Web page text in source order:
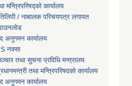
मन्त्रिपरिषद्को कार्यालय
/ नाबालक परिचयपत्र लगायत
अनुगमन कार्यालय
नक्सा
तथा सुचना प्रविधि मन्त्रालय
तथा मन्त्रिपरिषदको कार्यालय
अनुगमन कार्यालय